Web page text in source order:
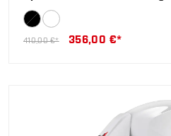
410,00 €* 356,00 €*